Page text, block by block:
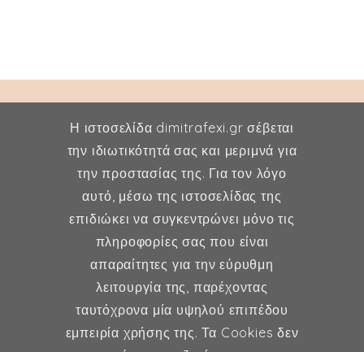
Δήμητρα Φέξη
MD, MSc, FMH
Μαιευτήρας - Χειρουργός
Γυναικολόγος
Μέλος ESHRE, ISA, FMH
Η ιστοσελίδα dimitrafexi.gr σέβεται
την ιδιωτικότητά σας και μεριμνά για
την προστασίας της. Για τον λόγο
αυτό, μέσω της ιστοσελίδας της
επιδιώκει να συγκεντρώνει μόνο τις
πληροφορίες σας που είναι
απαραίτητες για την εύρυθμη
λειτουργία της, παρέχοντας
ταυτόχρονα μία υψηλού επιπέδου
εμπειρία χρήσης της. Τα Cookies δεν